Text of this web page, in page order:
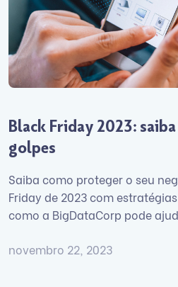
Black Friday 2023:
golpes
Saiba como proteger o seu
Friday de 2023 com
como a BigDataCorp pode
novembro 22, 2023